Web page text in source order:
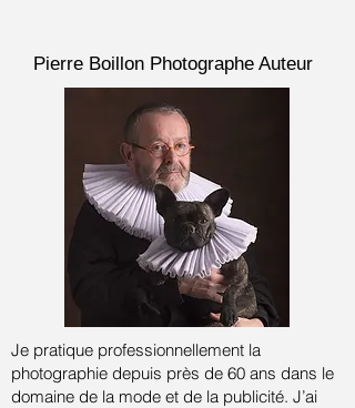
Pierre Boillon Photographe Auteur
Je pratique professionnellement la
photographie depuis près de 60 ans dans le
domaine de la mode et de la publicité. J’ai